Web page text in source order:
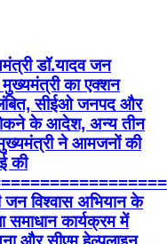
डॉ.यादव जन
का एक्शन
सीईओ जनपद और
के आदेश, अन्य तीन
ने आमजनों की
की
जन विश्वास अभियान के
समाधान कार्यक्रम में